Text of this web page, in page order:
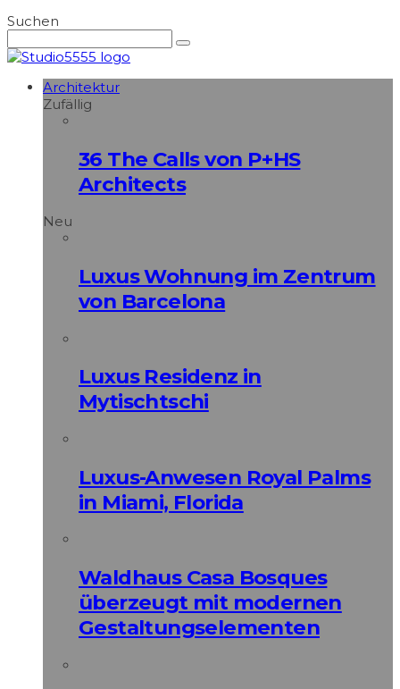
Suchen
Architektur
Zufällig
36 The Calls von P+HS
Architects
Neu
Luxus Wohnung im Zentrum
von Barcelona
Luxus Residenz in
Mytischtschi
Luxus-Anwesen Royal Palms
in Miami, Florida
Waldhaus Casa Bosques
überzeugt mit modernen
Gestaltungselementen